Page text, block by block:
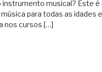
musical? Este
para todas as
nos cursos […]